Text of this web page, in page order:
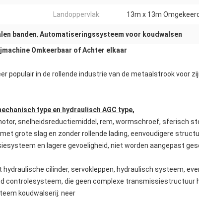
Landoppervlak: 13m x 13m
banden, Automatiseringssysteem voor koudwalsen
Omkeerbaar of Achter elkaar
populair in de rollende industrie van de metaalstrook voor
type en hydraulisch AGC type,
snelheidsreductiemiddel, rem, wormschroef, sferisch
grote slag en zonder rollende lading, eenvoudigere
en lagere gevoeligheid, niet worden aangepast
cilinder, servokleppen, hydraulisch systeem,
controlesysteem, die geen complexe transmissiestructuur
koudwalserij: neer